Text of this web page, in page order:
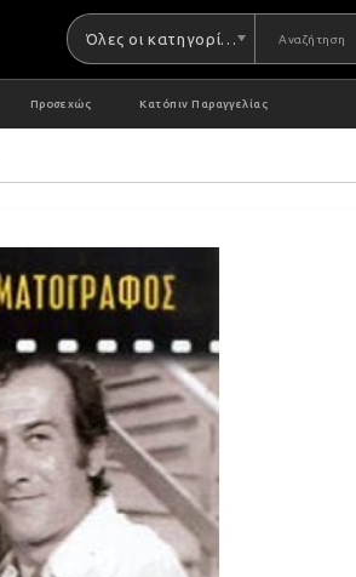
Όλες οι κατηγορίες
Προσεχώς Κατόπιν Παραγγελίας